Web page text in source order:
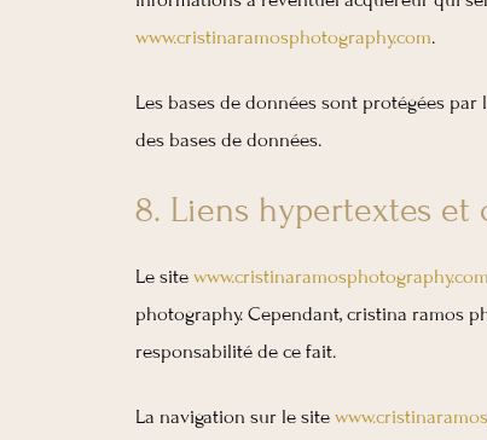
www.cristinaramosphotography.com.
Les bases de données sont protégées
des bases de données.
8. Liens hypertextes et
Le site www.cristinaramosphotography.com
photography. Cependant, cristina ramos
responsabilité de ce fait.
La navigation sur le site